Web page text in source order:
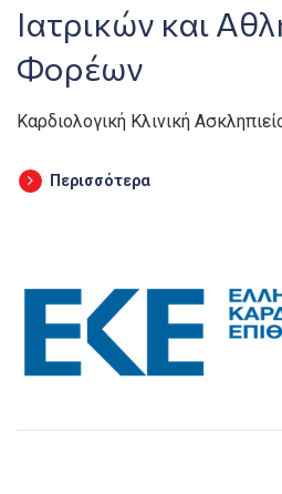
Ιατρικών και
Φορέων
Καρδιολογική Κλινική
Περισσότερα